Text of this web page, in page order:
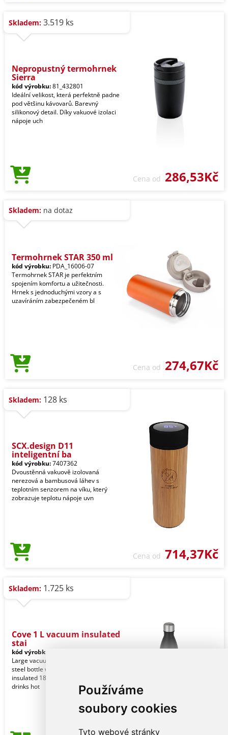
Používáme
soubory cookies
Tyto webové stránky
Skladem: 3.519 ks
Nepropustný termohrnek
Sierra
kód výrobku:81_432801
Ideální velikost, která perfektně padne
pod většinu kávovarů. Barevný
silikonový detail. Díky vakuové izolaci
nápoje uch
Cena od 286,53Kč
Skladem: na dotaz
Termohrnek STAR 350 ml
kód výrobku: PDA_16006-07
Termohrnek STAR je perfektním
spojením komfortu a užitečnosti.
Hrnek s jednoduchými vzory a s
uzavíráním zabezpečeném bl
Cena od 274,67Kč
Skladem: 128 ks
SCX.design D11
inteligentní ba
kód výrobku:7407362
Dvoustěnná vakuově izolovaná
nerezová a bambusová láhev s
teplotním senzorem na víku, který
zobrazuje teplotu nápoje uvn
Cena od 714,37Kč
Skladem: 1.725 ks
Cove 1 L vacuum insulated
stai
kód výrobku:
Large vacuum insulated stainless
steel bottle with an iconic design. The
insulated 18/8 stainless steel keeps
drinks hot